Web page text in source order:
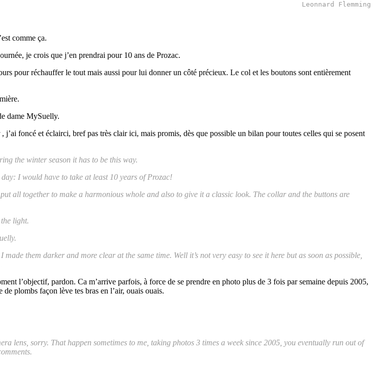
Leonnard Flemming
comme ça.
je crois que j’en prendrai pour 10 ans de Prozac.
pour réchauffer le tout mais aussi pour lui donner un côté précieux. Le col et les boutons sont entièrement
dame MySuelly.
foncé et éclairci, bref pas très clair ici, mais promis, dès que possible un bilan pour toutes celles qui se posent
the winter season it has to be this way.
I would have to take at least 10 years of Prozac!
all together to make a harmonious whole and also to give it a classic look. The collar and the buttons are
light.
them darker and more clear at the same time. Well it’s not very easy to see it here but as soon as possible,
l’objectif, pardon. Ca m’arrive parfois, à force de se prendre en photo plus de 3 fois par semaine depuis 2005,
plombs façon lève tes bras en l’air, ouais ouais.
lens, sorry. That happen sometimes to me, taking photos 3 times a week since 2005, you eventually run out of